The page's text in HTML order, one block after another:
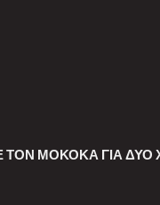
ΜΟΚΌΚΑ ΓΙΑ ΔΎΟ